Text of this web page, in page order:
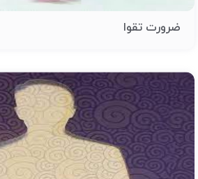
ضرورت تقوا